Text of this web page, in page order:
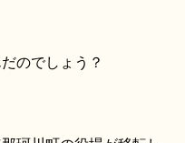
のでしょう？